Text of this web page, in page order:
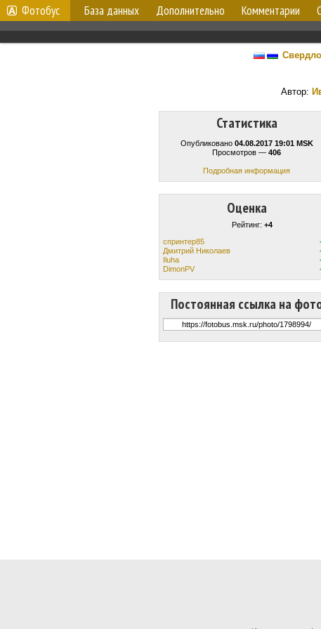
Фотобус База данных Дополнительно Комментарии
Автор:
Статистика
Опубликовано 04.08.2017 19:01 MSK
Просмотров — 406
Подробная информация
Оценка
Рейтинг: +4
спринтер85
Дмитрий Николаев
Iluha
DimonPV
Постоянная ссылка на